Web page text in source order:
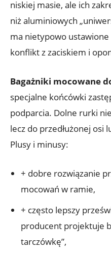
niskiej masie, ale ich
niż aluminiowych
ma nietypowo ustawione
konflikt z zaciskiem i
Bagażniki mocowane
specjalne końcówki
podparcia. Dolne rurki
lecz do przedłużonej osi
Plusy i minusy:
+ dobre rozwiązanie
mocowań w ramie,
+ często lepszy
producent projektuje
tarczówkę”,